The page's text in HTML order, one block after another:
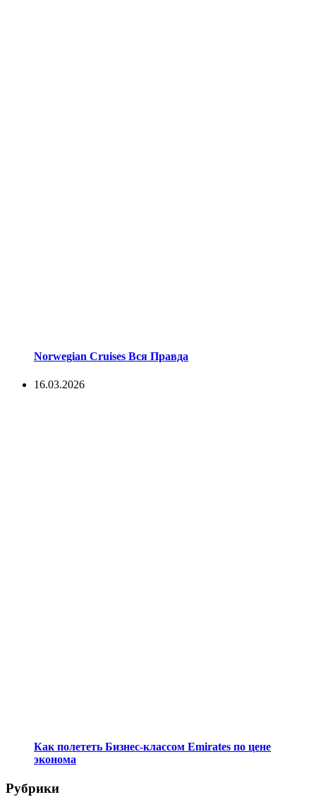
Norwegian Cruises Вся Правда
16.03.2026
Как полететь Бизнес-классом Emirates по цене
эконома
Рубрики